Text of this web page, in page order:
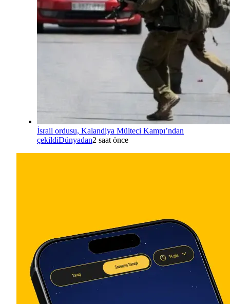
İsrail ordusu, Kalandiya Mülteci Kampı’ndan
çekildiDünyadan2 saat önce